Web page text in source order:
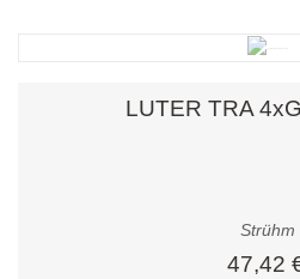
LUTER TRA
Strühm
47,42